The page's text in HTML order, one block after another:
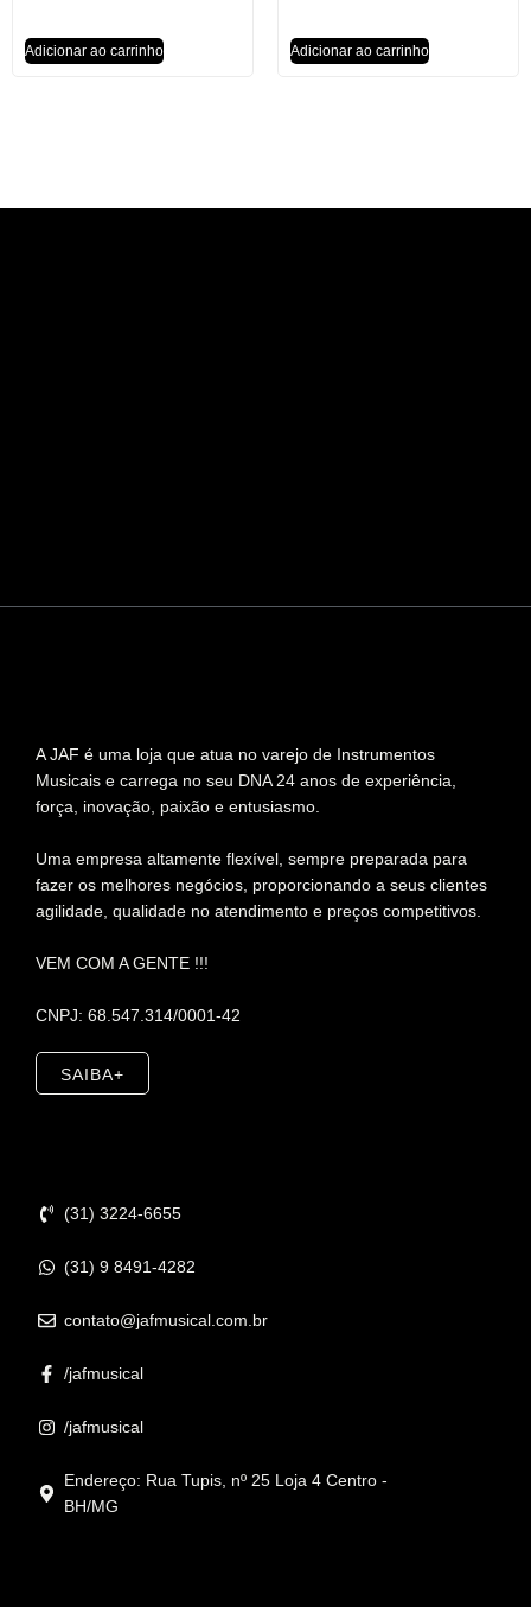
Adicionar ao carrinho Adicionar ao carrinho
A JAF é uma loja que atua no varejo de Instrumentos
Musicais e carrega no seu DNA 24 anos de experiência,
força, inovação, paixão e entusiasmo.
Uma empresa altamente flexível, sempre preparada para
fazer os melhores negócios, proporcionando a seus clientes
agilidade, qualidade no atendimento e preços competitivos.
VEM COM A GENTE !!!
CNPJ: 68.547.314/0001-42
SAIBA+
(31) 3224-6655
(31) 9 8491-4282
contato@jafmusical.com.br
/jafmusical
/jafmusical
Endereço: Rua Tupis, nº 25 Loja 4 Centro -
BH/MG